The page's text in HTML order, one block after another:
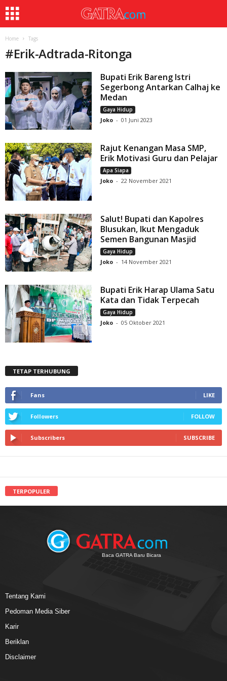
Home Tags
#Erik-Adtrada-Ritonga
Bupati Erik Bareng Istri
Segerbong Antarkan Calhaj ke
Medan
Gaya Hidup
Joko - 01 Juni 2023
Rajut Kenangan Masa SMP,
Erik Motivasi Guru dan Pelajar
Apa Siapa
Joko - 22 November 2021
Salut! Bupati dan Kapolres
Blusukan, Ikut Mengaduk
Semen Bangunan Masjid
Gaya Hidup
Joko - 14 November 2021
Bupati Erik Harap Ulama Satu
Kata dan Tidak Terpecah
Gaya Hidup
Joko - 05 Oktober 2021
TETAP TERHUBUNG
Fans LIKE
Followers FOLLOW
Subscribers SUBSCRIBE
TERPOPULER
Baca GATRA Baru Bicara
Tentang Kami
Pedoman Media Siber
Karir
Beriklan
Disclaimer